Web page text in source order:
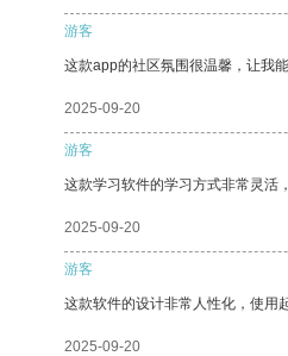
游客
这款app的社区氛围很温馨，让我
2025-09-20
游客
这款学习软件的学习方式非常灵活
2025-09-20
游客
这款软件的设计非常人性化，使用
2025-09-20